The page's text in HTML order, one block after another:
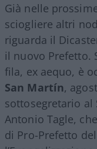
Già nelle
sciogliere altri
riguarda il
il nuovo Prefetto.
fila, ex aequo, è
San Martín,
sottosegretario al
Antonio Tagle,
di Pro-Prefetto